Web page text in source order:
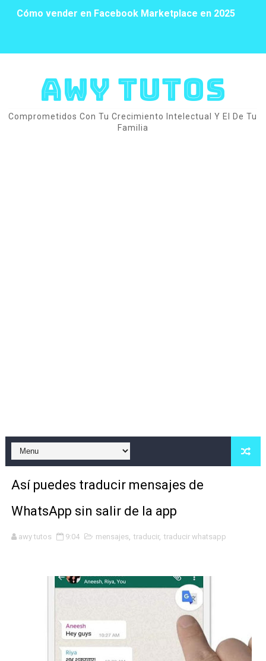
Cómo vender en Facebook Marketplace en 2025
MIRA LOS INTRUSOS EN TU RED WIFI
COMO DESCARGAR FOTO EN WHATSAPP
DESCARGA GRATIS ESTA SUPER APLICACION PARA
SUPER APLICACION PARA VER LOS ESTADOS QUE
DIVIÉRTETE CAMBIANDO EL ICONO Y NOMBRE DE
DISFRUTA DE LOS NUEVOS SORPRENDENTES TRUCOS
LOS NUEVOS Y PODEROSOS TRUCOS DE WHATSAPP
DESCARGALO Y TE SORPRENDERÁS DE LOS NUEVOS
DISFRUTA EL MEJOR ACELERADOR ANDROID
NuevaS FUNCION 2027 WHATSAPP
AWY TUTOS
Comprometidos Con Tu Crecimiento Intelectual Y El De Tu
Familia
Así puedes traducir mensajes de
WhatsApp sin salir de la app
awy tutos 9:04 mensajes, traducir, traducir whatsapp